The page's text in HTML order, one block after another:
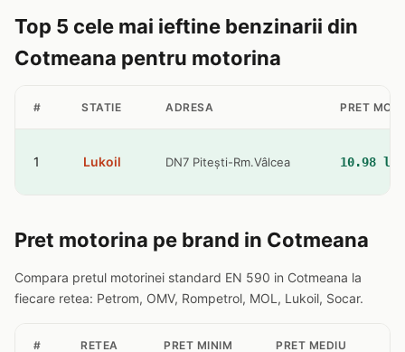
Top 5 cele mai ieftine benzinarii din
Cotmeana pentru motorina
# STATIE ADRESA PRET
1 Lukoil DN7 Pitești-Rm.Vâlcea 10.98 lei
Pret motorina pe brand in Cotmeana
Compara pretul motorinei standard EN 590 in Cotmeana la
fiecare retea: Petrom, OMV, Rompetrol, MOL, Lukoil, Socar.
# RETEA PRET MINIM PRET MEDIU